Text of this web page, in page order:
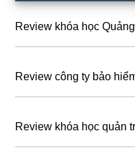
chính
Review khóa học
Review công ty bảo
Review khóa học quản